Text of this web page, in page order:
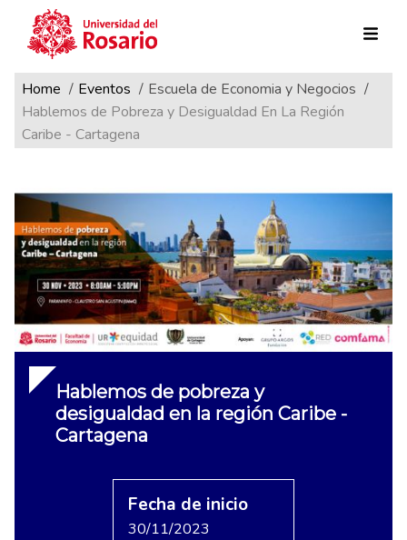
Pasar al contenido principal
Ruta de navegación
Home Eventos
Escuela de Economia y Negocios
Hablemos de Pobreza y Desigualdad En La Región
Caribe - Cartagena
Hablemos de pobreza y
desigualdad en la región Caribe -
Cartagena
Fecha de inicio
30/11/2023